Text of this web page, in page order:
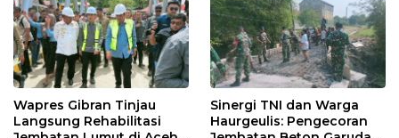
Wapres Gibran Tinjau
Langsung Rehabilitasi
Sinergi TNI dan Warga
Haurgeulis: Pengecoran